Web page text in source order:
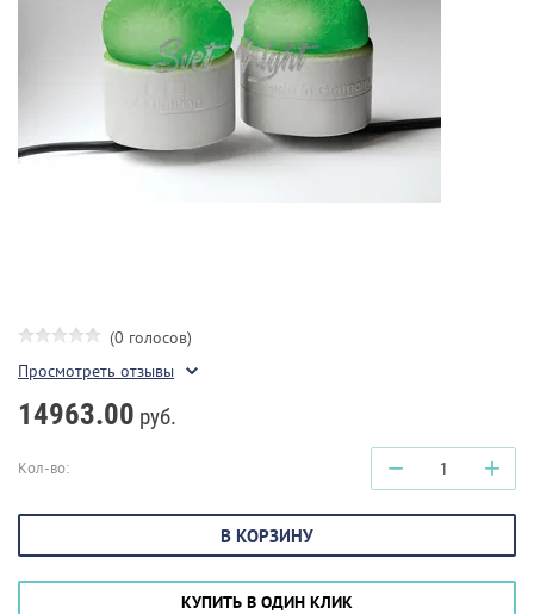
(0 голосов)
Просмотреть отзывы
14963.00 руб.
Кол-во: − +
В КОРЗИНУ
КУПИТЬ В ОДИН КЛИК